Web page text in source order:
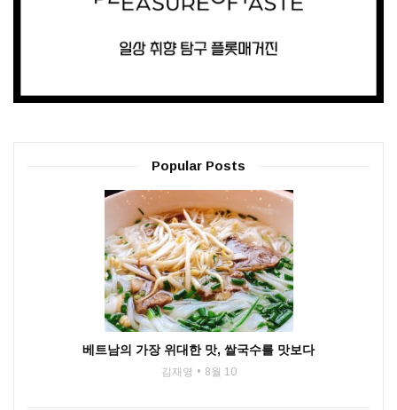
Popular Posts
베트남의 가장 위대한 맛, 쌀국수를 맛보다
김재영 8월 10